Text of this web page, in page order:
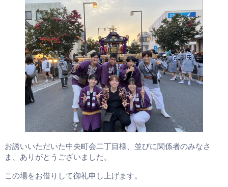
お誘いいただいた中央町会二丁目様、並びに関係者のみなさ
ま、ありがとうございました。
この場をお借りして御礼申し上げます。